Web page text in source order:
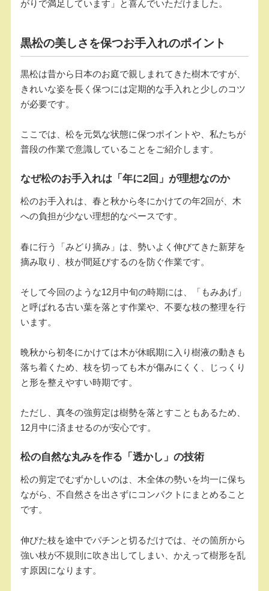
がりで満足しています」と喜んでいただけました。
黒松の美しさを保つお手入れのポイント
黒松は昔から日本のお庭で親しまれてきた樹木ですが、
きれいな姿を長く保つには定期的な手入れと少しのコツ
が必要です。
ここでは、松を元気な状態に保つポイントや、私たちが
普段の作業で意識していることをご紹介します。
なぜ松のお手入れは「年に2回」が理想なのか
松のお手入れは、春と秋から冬にかけての年2回が、木
への負担が少ない理想的なペースです。
春に行う「みどり摘み」は、勢いよく伸びてきた新芽を
摘み取り、枝が間延びするのを防ぐ作業です。
そして今回のような12月中旬の時期には、「もみあげ」
と呼ばれる古い葉を落とす作業や、不要な枝の整理を行
います。
晩秋から初冬にかけては木が休眠期に入り樹液の動きも
落ち着くため、枝を切っても木が傷みにくく、じっくり
と形を整えやすい時期です。
ただし、真冬の強剪定は樹勢を落とすこともあるため、
12月中に済ませるのが安心です。
松の自然な丸みを作る「透かし」の技術
松の剪定でむずかしいのは、木全体の勢いを均一に保ち
ながら、不自然さを出さずにコンパクトにまとめること
です。
伸びた枝を途中でパチンと切るだけでは、その箇所から
強い枝が不規則に吹き出してしまい、かえって樹形を乱
す原因になります。